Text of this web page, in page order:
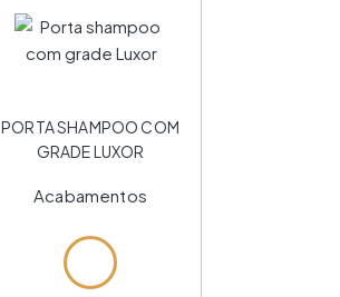
PORTA SHAMPOO COM
GRADE LUXOR
Acabamentos